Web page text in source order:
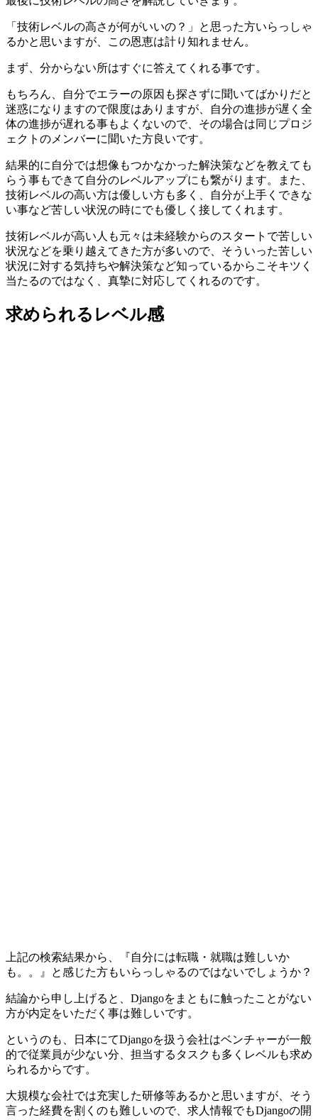
「技術レベルの高さが何がいいの？」と思った方いらっしゃ
るかと思いますが、この恩恵は計り知れません。
まず、分からない所はすぐに答えてくれる事です。
もちろん、自分でエラーの原因も探さずに聞いてばかりだと
迷惑になりますので限度はありますが、自分の進捗が遅く全
体の進捗が遅れる事もよくないので、その場合は同じプロジ
ェクトのメンバーに聞いた方良いです。
結果的に自分では想像もつかなかった解決策などを教えても
らう事もできて自分のレベルアップにも繋がります。また、
技術レベルの高い方は優しい方も多く、自分が上手くできな
い事など苦しい状況の時にでも優しく接してくれます。
技術レベルが高い人も元々は未経験からのスタートで苦しい
状況などを乗り越えてきた方が多いので、そういった苦しい
状況に対する気持ちや解決策など知っているからこそキツく
当たるのではなく、真摯に対応してくれるのです。
求められるレベル感
上記の検索結果から、『自分には転職・就職は難しいか
も。。』と感じた方もいらっしゃるのではないでしょうか？
結論から申し上げると、Djangoをまともに触ったことがない
方が内定をいただく事は難しいです。
というのも、日本にてDjangoを扱う会社はベンチャーが一般
的で従業員が少ない分、担当するタスクも多くレベルも求め
られるからです。
大規模な会社では充実した研修等あるかと思いますが、そう
言った経費を割くのも難しいので、求人情報でもDjangoの開